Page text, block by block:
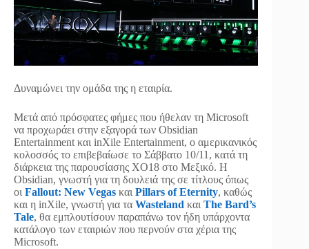
Δυναμώνει την ομάδα της η εταιρία.
Μετά από πρόσφατες φήμες που ήθελαν τη Microsoft
να προχωράει στην εξαγορά των Obsidian
Entertainment και inXile Entertainment, ο αμερικανικός
κολοσσός το επιβεβαίωσε το Σάββατο 10/11, κατά τη
διάρκεια της παρουσίασης ΧΟ18 στο Μεξικό. Η
Obsidian, γνωστή για τη δουλειά της σε τίτλους όπως
οι Fallout: New Vegas και Pillars of Eternity, καθώς
και η inXile, γνωστή για τα Wasteland και The Bard’s
Tale, θα εμπλουτίσουν παραπάνω τον ήδη υπάρχοντα
κατάλογο των εταιριών που περνούν στα χέρια της
Microsoft.